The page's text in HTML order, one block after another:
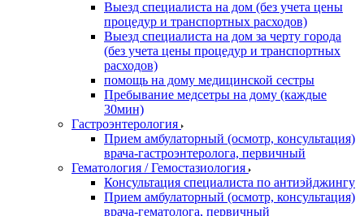
Выезд специалиста на дом (без учета цены
процедур и транспортных расходов)
Выезд специалиста на дом за черту города
(без учета цены процедур и транспортных
расходов)
помощь на дому медицинской сестры
Пребывание медсетры на дому (каждые
30мин)
Гастроэнтерология
Прием амбулаторный (осмотр, консультация)
врача-гастроэнтеролога, первичный
Гематология / Гемостазиология
Консультация специалиста по антиэйджингу
Прием амбулаторный (осмотр, консультация)
врача-гематолога, первичный